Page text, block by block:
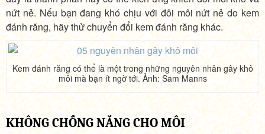
nứt nẻ. Nếu bạn đang khó chịu với đôi môi nứt nẻ do kem
đánh răng, hãy thử chuyển đổi kem đánh răng khác.
Kem đánh răng có thể là một trong những nguyên nhân gây khô
môi mà bạn ít ngờ tới. Ảnh: Sam Manns
KHÔNG CHỐNG NẮNG CHO MÔI